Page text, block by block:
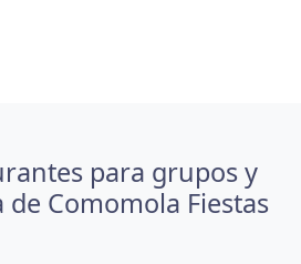
para grupos y
de Comomola Fiestas